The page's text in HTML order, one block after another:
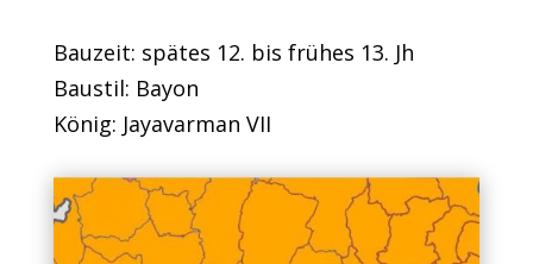
Bauzeit: spätes 12. bis frühes 13. Jh
Baustil: Bayon
König: Jayavarman VII